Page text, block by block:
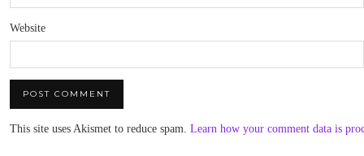
Website
This site uses Akismet to reduce spam. Learn how your comment data is